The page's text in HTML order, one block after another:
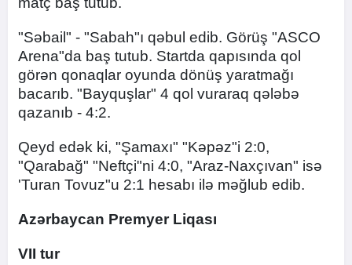
"Səbail" - "Sabah"ı qəbul edib. Görüş "ASCO
Arena"da baş tutub. Startda qapısında qol
görən qonaqlar oyunda dönüş yaratmağı
bacarıb. "Bayquşlar" 4 qol vuraraq qələbə
qazanıb - 4:2.
Qeyd edək ki, "Şamaxı" "Kəpəz"i 2:0,
"Qarabağ" "Neftçi"ni 4:0, "Araz-Naxçıvan" isə
'Turan Tovuz"u 2:1 hesabı ilə məğlub edib.
Azərbaycan Premyer Liqası
VII tur